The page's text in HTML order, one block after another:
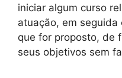
iniciar algum curso
atuação, em
que for proposto, de
seus objetivos sem